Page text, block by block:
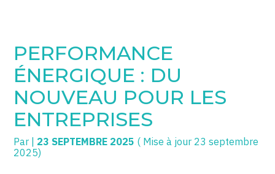
SOGECC – Noisy
SOGECC – République
SOGECC – Turbigo
COMMERÇANTS
GROUPE
SCI / LMNP
PROFESSIONS LIBÉRALES
Gérer votre quotidien
Piloter votre entreprise
Développer votre entreprise
Construire votre patrimoine
PERFORMANCE
ÉNERGIQUE : DU
NOUVEAU POUR LES
ENTREPRISES
Par 23 SEPTEMBRE 2025 ( Mise à jour 23 septembre
2025)